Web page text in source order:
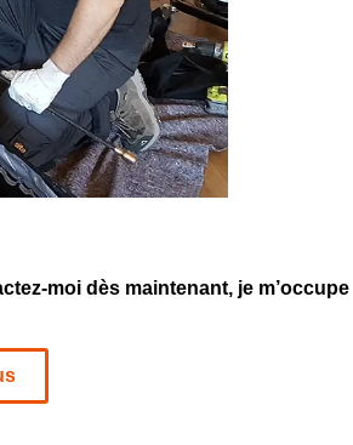
moi dès maintenant, je m’occupe